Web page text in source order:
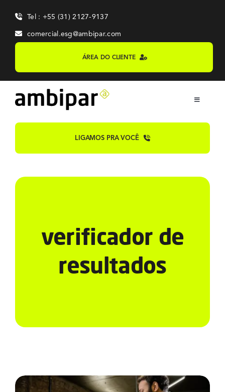
content
Tel : +55 (31) 2127-9137
comercial.esg@ambipar.com
ÁREA DO CLIENTE
Toggle
Home
Contato
LIGAMOS PRA VOCÊ
verificador de
resultados